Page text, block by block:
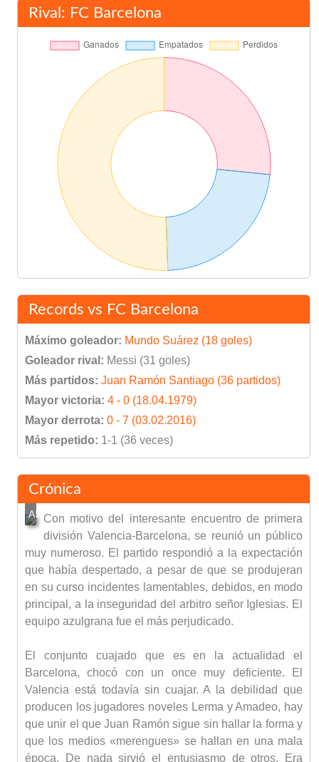
Rival: FC Barcelona
Records vs FC Barcelona
Máximo goleador: Mundo Suárez (18 goles)
Goleador rival: Messi (31 goles)
Más partidos: Juan Ramón Santiago (36 partidos)
Mayor victoria: 4 - 0 (18.04.1979)
Mayor derrota: 0 - 7 (03.02.2016)
Más repetido: 1-1 (36 veces)
Crónica
Con motivo del interesante encuentro de primera
división Valencia-Barcelona, se reunió un público
muy numeroso. El partido respondió a la expectación
que había despertado, a pesar de que se produjeran
en su curso incidentes lamentables, debidos, en modo
principal, a la inseguridad del arbitro señor Iglesias. El
equipo azulgrana fue el más perjudicado.
El conjunto cuajado que es en la actualidad el
Barcelona, chocó con un once muy deficiente. El
Valencia está todavía sin cuajar. A la debilidad que
producen los jugadores noveles Lerma y Amadeo, hay
que unir el que Juan Ramón sigue sin hallar la forma y
que los medios «merengues» se hallan en una mala
época. De nada sirvió el entusiasmo de otros. Era